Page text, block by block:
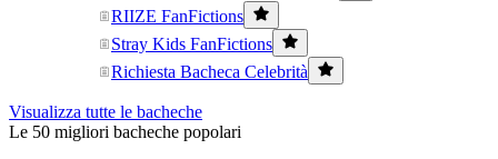
RIIZE FanFictions
Stray Kids FanFictions
Richiesta Bacheca Celebrità
Visualizza tutte le bacheche
Le 50 migliori bacheche popolari